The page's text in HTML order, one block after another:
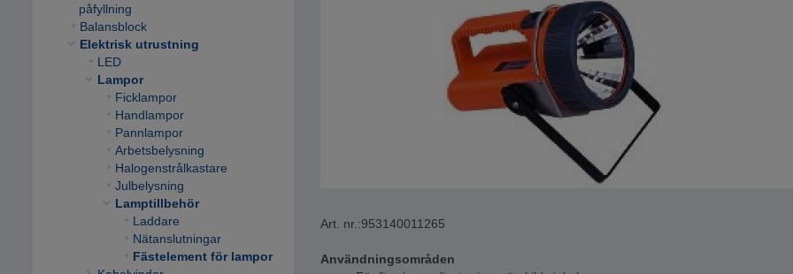
påfyllning
Balansblock
Elektrisk utrustning
LED
Lampor
Ficklampor
Handlampor
Pannlampor
Arbetsbelysning
Halogenstrålkastare
Julbelysning
Lamptillbehör
Laddare
Nätanslutningar
Fästelement för lampor
Art. nr.:953140011265
Användningsområden